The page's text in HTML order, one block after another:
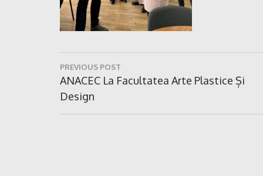
Navigare
în
articole
PREVIOUS POST
Previous
Post:
ANACEC La Facultatea Arte Plastice Și
Design